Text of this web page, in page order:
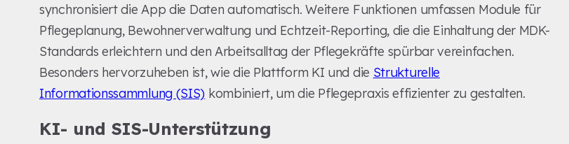
synchronisiert die App die Daten automatisch. Weitere Funktionen umfassen Module für
Pflegeplanung, Bewohnerverwaltung und Echtzeit-Reporting, die die Einhaltung der MDK-
Standards erleichtern und den Arbeitsalltag der Pflegekräfte spürbar vereinfachen.
Besonders hervorzuheben ist, wie die Plattform KI und die Strukturelle
Informationssammlung (SIS) kombiniert, um die Pflegepraxis effizienter zu gestalten.
KI- und SIS-Unterstützung